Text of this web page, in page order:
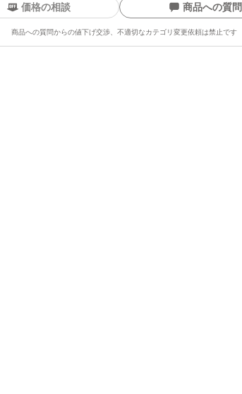
しています
ーザーです
実績があります
あります
送日数内に発送してい
価格の相談 商品への質問
商品への質問からの値下げ交渉、不適切なカテゴリ変更依頼は禁止です